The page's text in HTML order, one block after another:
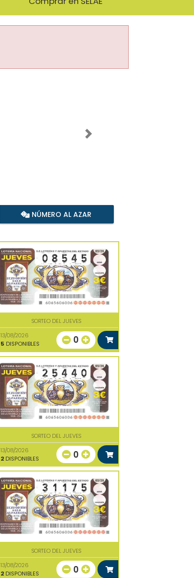
Imagen siguiente
NÚMERO AL AZAR
SORTEO DEL JUEVES
13/08/2026
5 DISPONIBLES 0
SORTEO DEL JUEVES
13/08/2026
2DISPONIBLES 0
SORTEO DEL JUEVES
13/08/2026
2DISPONIBLES 0